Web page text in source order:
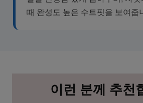
때 완성도 높은 수트핏을 보여줍
이런 분께 추천